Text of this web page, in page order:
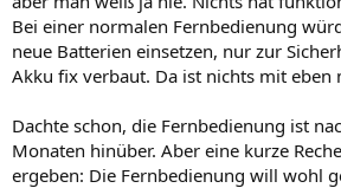
Bei einer normalen Fernbedienung
neue Batterien einsetzen, nur zur
Akku fix verbaut. Da ist nichts mit eben
Dachte schon, die Fernbedienung ist
Monaten hinüber. Aber eine kurze
ergeben: Die Fernbedienung will wohl